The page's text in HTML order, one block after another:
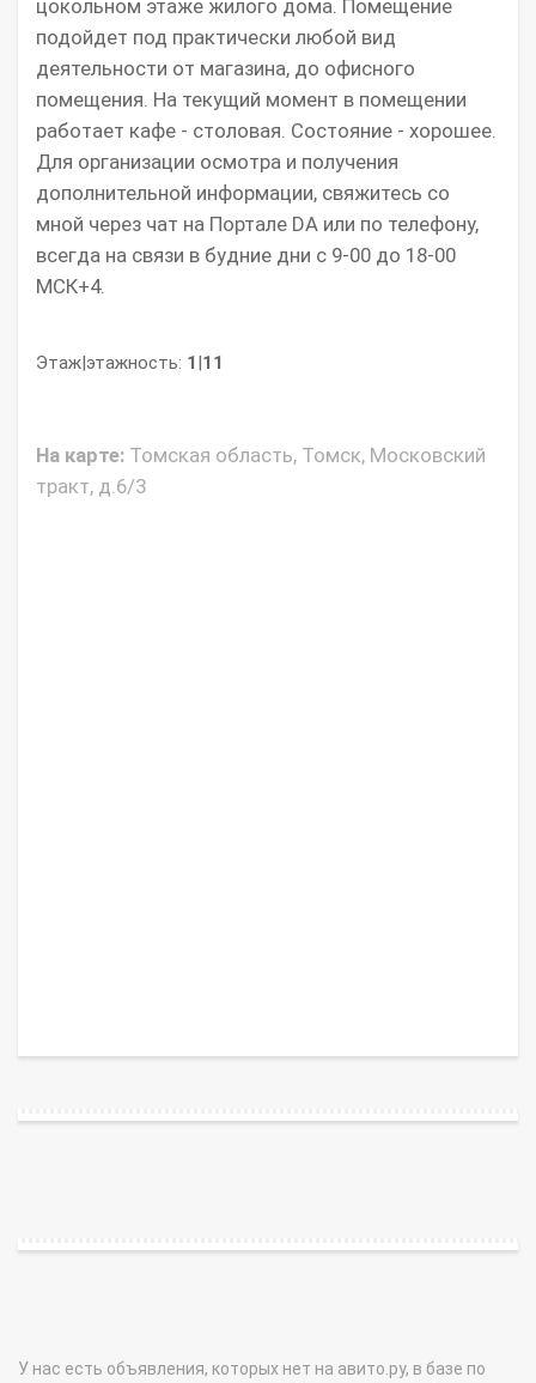
цокольном этаже жилого дома. Помещение
подойдет под практически любой вид
деятельности от магазина, до офисного
помещения. На текущий момент в помещении
работает кафе - столовая. Состояние - хорошее.
Для организации осмотра и получения
дополнительной информации, свяжитесь со
мной через чат на Портале DA или по телефону,
всегда на связи в будние дни с 9-00 до 18-00
МСК+4.
Этаж|этажность: 1 |11
На карте: Томская область, Томск, Московский
тракт, д.6/3
У нас есть объявления, которых нет на авито.ру, в базе по